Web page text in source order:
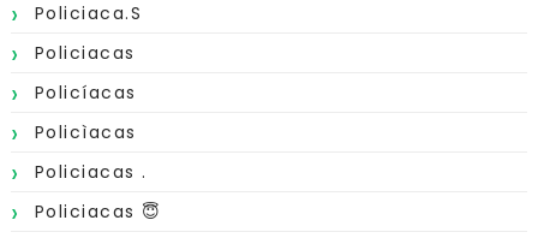
Policiaca.s
Policiacas
Policíacas
Policìacas
Policiacas .
Policiacas 😇